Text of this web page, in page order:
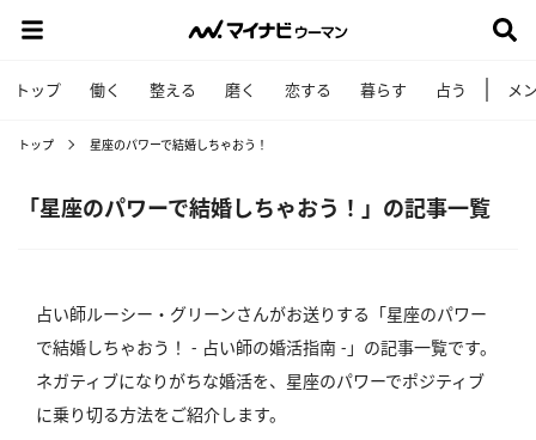
トップ 働く 整える 磨く 恋する 暮らす 占う メ
トップ 星座のパワーで結婚しちゃおう！
「星座のパワーで結婚しちゃおう！」の記事一覧
占い師ルーシー・グリーンさんがお送りする「星座のパワー
で結婚しちゃおう！ - 占い師の婚活指南 -」の記事一覧です。
ネガティブになりがちな婚活を、星座のパワーでポジティブ
に乗り切る方法をご紹介します。